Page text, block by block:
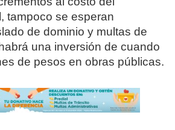
tampoco se esperan
de dominio y multas de
una inversión de cuando
de pesos en obras públicas.